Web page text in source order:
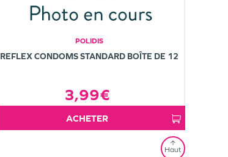
POLIDIS
REFLEX CONDOMS STANDARD BOÎTE DE 12
3,99€
ACHETER
Haut